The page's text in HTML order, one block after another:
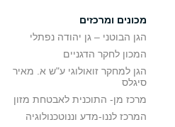
מכונים ומרכזים
הגן הבוטני – גן יהודה נפתלי
המכון לחקר הדגניים
הגן למחקר זואולוגי ע"ש א. מאיר
סיגלס
מרכז מן- התוכנית לאבטחת מזון
המרכז לננו-מדע וננוטכנולוגיה